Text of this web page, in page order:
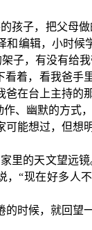
孩子，把父母
编辑，小时候
子，有没有给我
着，看我爸手
爸在台上主持的
作、幽默的方式
能想过，但想
里的天文望远
“现在好多人
时候，就回望